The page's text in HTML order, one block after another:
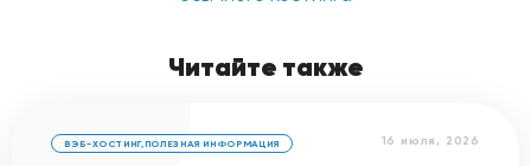
Читайте также
16 июля, 2026
ВЭБ-ХОСТИНГ,ПОЛЕЗНАЯ ИНФОРМАЦИЯ